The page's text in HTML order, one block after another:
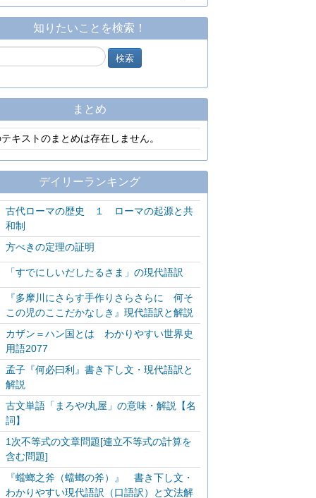
知りたいことを検索！
まとめ
テキストのまとめは存在しません。
デイリーランキング
古代ローマの歴史 １ ローマの起源と共
和制
方べきの定理の証明
「すでにしいだしたるさま」の現代語訳
『多摩川にさらす手作りさらさらに 何そ
この児のここだかなしき』現代語訳と解説
カザン＝ハン国とは わかりやすい世界史
用語2077
孟子『何必曰利』書き下し文・現代語訳と
解説
古文単語「まろや/丸屋」の意味・解説【名
詞】
1次不等式の文章問題[連立不等式の計算を
含む問題]
『蟷螂之斧（蟷螂の斧）』 書き下し文・
わかりやすい現代語訳（口語訳）と文法解